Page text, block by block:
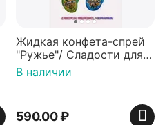
Жидкая конфета-спрей
"Ружье"/ Сладости для
детей/Негазированный
напиток, блок 30шт. по
В наличии
590.00₽